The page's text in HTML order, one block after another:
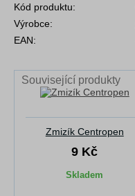
Kód produktu:
Výrobce:
EAN:
Související produkty
Zmizík Centropen
9 Kč
Skladem